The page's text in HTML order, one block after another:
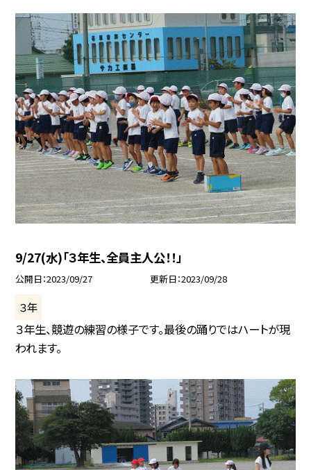
9/27(水)「３年生、全員主人公！！」
公開日 2023/09/27 更新日 2023/09/28
３年
３年生、競遊の練習の様子です。最後の踊りではハートが現
われます。